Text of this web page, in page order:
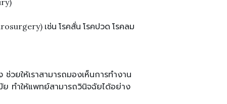
เช่น โรคสั่น โรคปวด โรคลม
ยให้เราสามารถมองเห็นการทำงาน
ย ทำให้แพทย์สามารถวินิจฉัยได้อย่าง